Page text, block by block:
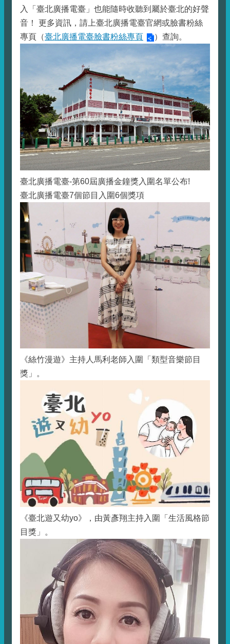
入「臺北廣播電臺」也能隨時收聽到屬於臺北的好聲
音！ 更多資訊，請上臺北廣播電臺官網或臉書粉絲
專頁（臺北廣播電臺臉書粉絲專頁 ）查詢。
臺北廣播電臺-第60屆廣播金鐘獎入圍名單公布!
臺北廣播電臺7個節目入圍6個獎項
《絲竹漫遊》主持人馬利老師入圍「類型音樂節目
獎」。
《臺北遊又幼yo》，由黃彥翔主持入圍「生活風格節
目獎」。